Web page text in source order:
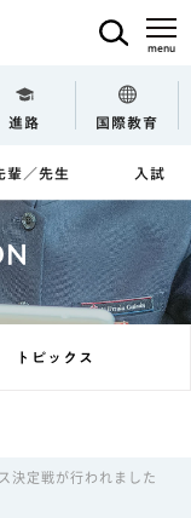
進路 国際教育
輩／先生 入試
トピックス
決定戦が行われました